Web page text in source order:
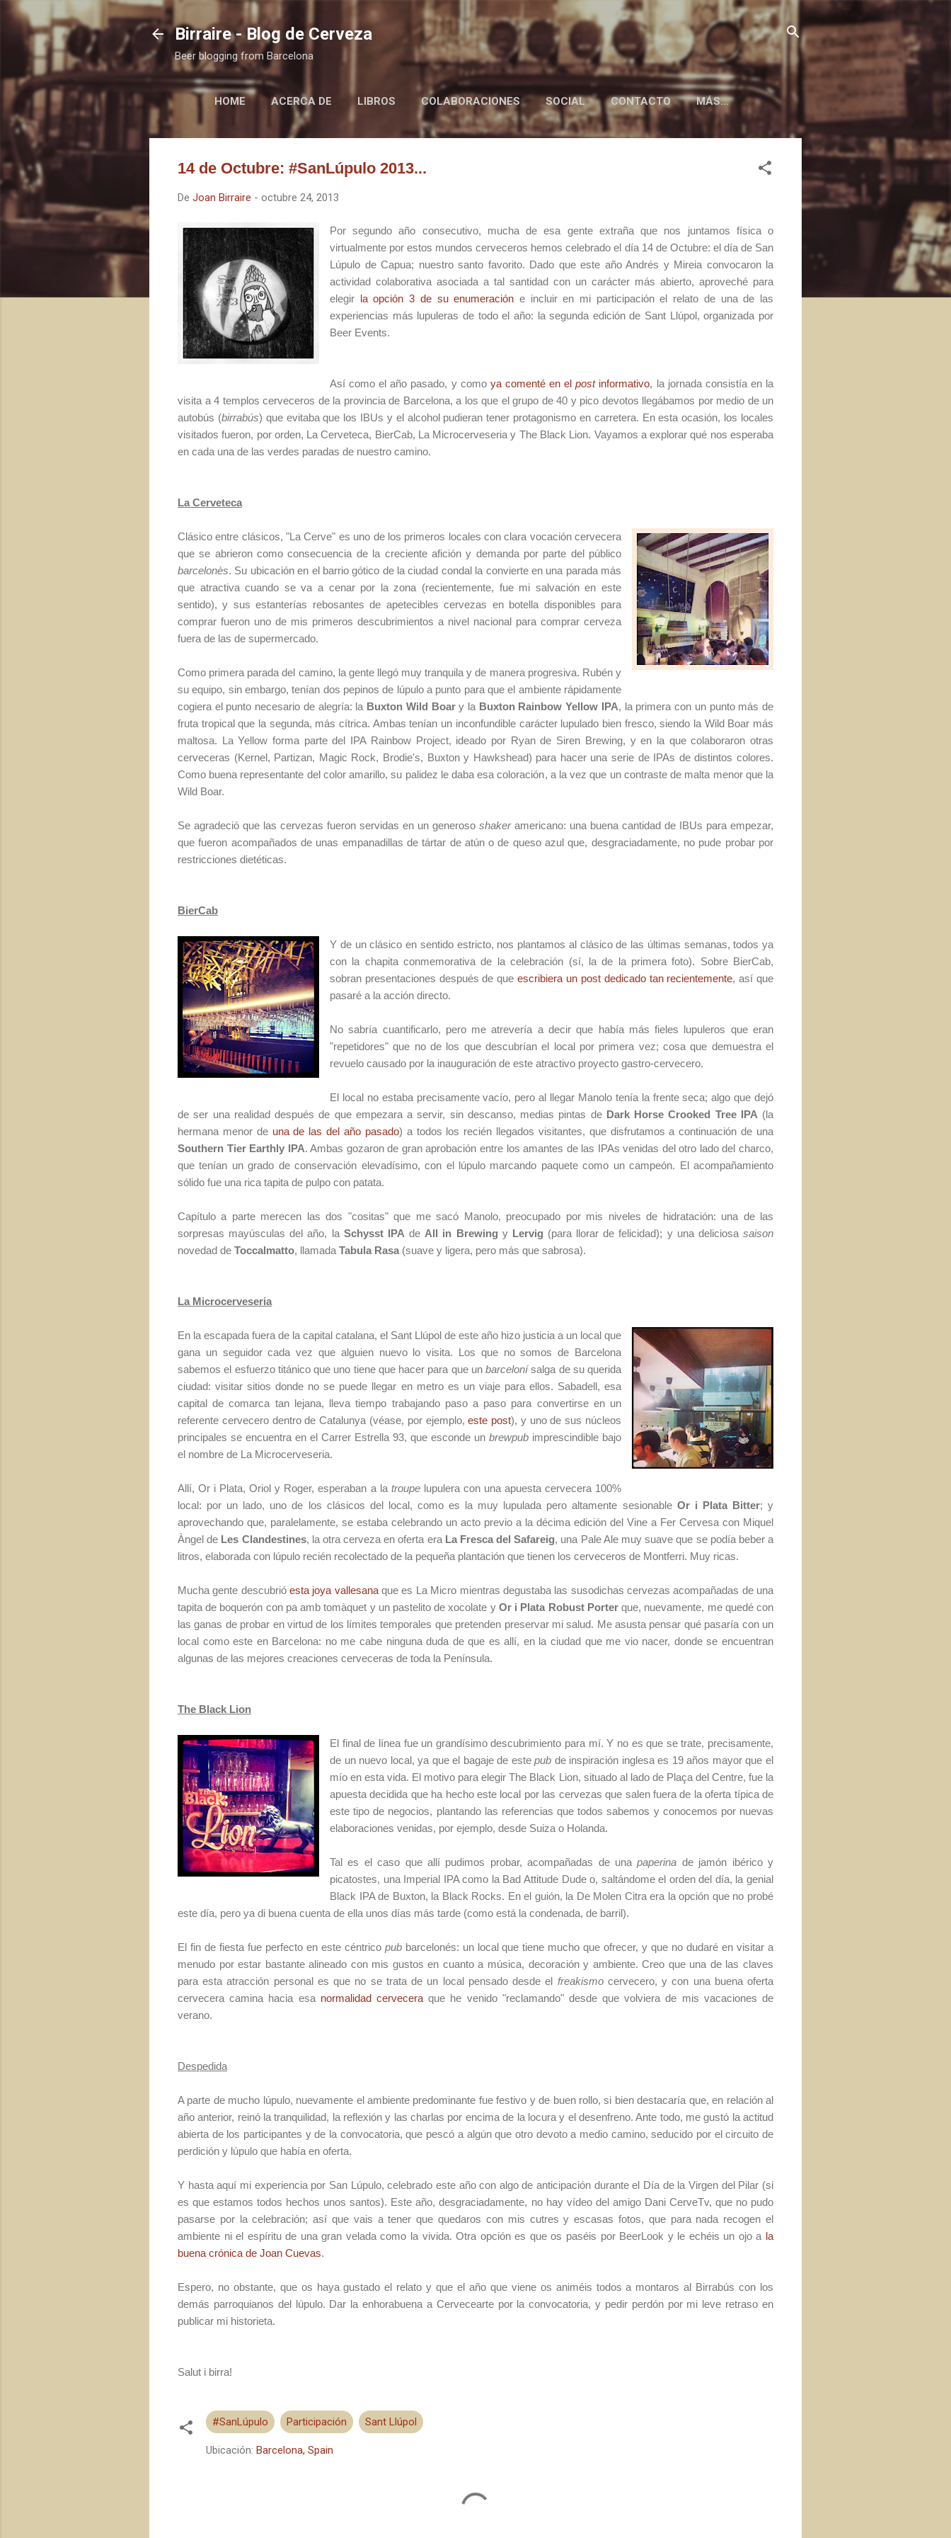
Ir al contenido principal
Birraire - Blog de Cerveza
Beer blogging from Barcelona
HOME ACERCA DE LIBROS COLABORACIONES SOCIAL CONTACTO MÁS…
BIRRAIRE IN ENGLISH
14 de Octubre: #SanLúpulo 2013...
De Joan Birraire - octubre 24, 2013
Por segundo año consecutivo, mucha de esa gente extraña que nos juntamos física o
virtualmente por estos mundos cerveceros hemos celebrado el día 14 de Octubre: el día de San
Lúpulo de Capua; nuestro santo favorito. Dado que este año Andrés y Mireia convocaron la
actividad colaborativa asociada a tal santidad con un carácter más abierto, aproveché para
elegir la opción 3 de su enumeración e incluir en mi participación el relato de una de las
experiencias más lupuleras de todo el año: la segunda edición de Sant Llúpol, organizada por
Beer Events.
Así como el año pasado, y como ya comenté en elpostinformativo, la jornada consistía en la
visita a 4 templos cerveceros de la provincia de Barcelona, a los que el grupo de 40 y pico devotos llegábamos por medio de un
autobús (birrabús) que evitaba que los IBUs y el alcohol pudieran tener protagonismo en carretera. En esta ocasión, los locales
visitados fueron, por orden, La Cerveteca, BierCab, La Microcerveseria y The Black Lion. Vayamos a explorar qué nos esperaba
en cada una de las verdes paradas de nuestro camino.
La Cerveteca
Clásico entre clásicos, "La Cerve" es uno de los primeros locales con clara vocación cervecera
que se abrieron como consecuencia de la creciente afición y demanda por parte del público
barcelonès. Su ubicación en el barrio gótico de la ciudad condal la convierte en una parada más
que atractiva cuando se va a cenar por la zona (recientemente, fue mi salvación en este
sentido), y sus estanterías rebosantes de apetecibles cervezas en botella disponibles para
comprar fueron uno de mis primeros descubrimientos a nivel nacional para comprar cerveza
fuera de las de supermercado.
Como primera parada del camino, la gente llegó muy tranquila y de manera progresiva. Rubén y
su equipo, sin embargo, tenían dos pepinos de lúpulo a punto para que el ambiente rápidamente
cogiera el punto necesario de alegría: la Buxton Wild Boary la Buxton Rainbow Yellow IPA, la primera con un punto más de
fruta tropical que la segunda, más cítrica. Ambas tenían un inconfundible carácter lupulado bien fresco, siendo la Wild Boar más
maltosa. La Yellow forma parte del IPA Rainbow Project, ideado por Ryan de Siren Brewing, y en la que colaboraron otras
cerveceras (Kernel, Partizan, Magic Rock, Brodie's, Buxton y Hawkshead) para hacer una serie de IPAs de distintos colores.
Como buena representante del color amarillo, su palidez le daba esa coloración, a la vez que un contraste de malta menor que la
Wild Boar.
Se agradeció que las cervezas fueron servidas en un generoso shakeramericano: una buena cantidad de IBUs para empezar,
que fueron acompañados de unas empanadillas de tártar de atún o de queso azul que, desgraciadamente, no pude probar por
restricciones dietéticas.
BierCab
Y de un clásico en sentido estricto, nos plantamos al clásico de las últimas semanas, todos ya
con la chapita conmemorativa de la celebración (sí, la de la primera foto). Sobre BierCab,
sobran presentaciones después de queescribiera un post dedicado tan recientemente, así que
pasaré a la acción directo.
No sabría cuantificarlo, pero me atrevería a decir que había más fieles lupuleros que eran
"repetidores" que no de los que descubrían el local por primera vez; cosa que demuestra el
revuelo causado por la inauguración de este atractivo proyecto gastro-cervecero.
El local no estaba precisamente vacío, pero al llegar Manolo tenía la frente seca; algo que dejó
de ser una realidad después de que empezara a servir, sin descanso, medias pintas de Dark Horse Crooked Tree IPA (la
hermana menor de una de las del año pasado) a todos los recién llegados visitantes, que disfrutamos a continuación de una
Southern Tier Earthly IPA. Ambas gozaron de gran aprobación entre los amantes de las IPAs venidas del otro lado del charco,
que tenían un grado de conservación elevadísimo, con el lúpulo marcando paquete como un campeón. El acompañamiento
sólido fue una rica tapita de pulpo con patata.
Capítulo a parte merecen las dos "cositas" que me sacó Manolo, preocupado por mis niveles de hidratación: una de las
sorpresas mayúsculas del año, la Schysst IPA de All in Brewing y Lervig (para llorar de felicidad); y una deliciosasaison
novedad de Toccalmatto, llamada Tabula Rasa (suave y ligera, pero más que sabrosa).
La Microcerveseria
En la escapada fuera de la capital catalana, el Sant Llúpol de este año hizo justicia a un local que
gana un seguidor cada vez que alguien nuevo lo visita. Los que no somos de Barcelona
sabemos el esfuerzo titánico que uno tiene que hacer para que un barcelonísalga de su querida
ciudad: visitar sitios donde no se puede llegar en metro es un viaje para ellos. Sabadell, esa
capital de comarca tan lejana, lleva tiempo trabajando paso a paso para convertirse en un
referente cervecero dentro de Catalunya (véase, por ejemplo,este post), y uno de sus núcleos
principales se encuentra en el Carrer Estrella 93, que esconde un brewpub imprescindible bajo
el nombre de La Microcerveseria.
Allí, Or i Plata, Oriol y Roger, esperaban a la troupelupulera con una apuesta cervecera 100%
local: por un lado, uno de los clásicos del local, como es la muy lupulada pero altamente sesionable Or i Plata Bitter; y
aprovechando que, paralelamente, se estaba celebrando un acto previo a la décima edición del Vine a Fer Cervesa con Miquel
Àngel de Les Clandestines, la otra cerveza en oferta era La Fresca del Safareig, una Pale Ale muy suave que se podía beber a
litros, elaborada con lúpulo recién recolectado de la pequeña plantación que tienen los cerveceros de Montferri. Muy ricas.
Mucha gente descubrióesta joya vallesanaque es La Micro mientras degustaba las susodichas cervezas acompañadas de una
tapita de boquerón con pa amb tomàquet y un pastelito de xocolate y Or i Plata Robust Porterque, nuevamente, me quedé con
las ganas de probar en virtud de los límites temporales que pretenden preservar mi salud. Me asusta pensar qué pasaría con un
local como este en Barcelona: no me cabe ninguna duda de que es allí, en la ciudad que me vio nacer, donde se encuentran
algunas de las mejores creaciones cerveceras de toda la Península.
The Black Lion
El final de línea fue un grandísimo descubrimiento para mí. Y no es que se trate, precisamente,
de un nuevo local, ya que el bagaje de estepub de inspiración inglesa es 19 años mayor que el
mío en esta vida. El motivo para elegir The Black Lion, situado al lado de Plaça del Centre, fue la
apuesta decidida que ha hecho este local por las cervezas que salen fuera de la oferta típica de
este tipo de negocios, plantando las referencias que todos sabemos y conocemos por nuevas
elaboraciones venidas, por ejemplo, desde Suiza o Holanda.
Tal es el caso que allí pudimos probar, acompañadas de unapaperina de jamón ibérico y
picatostes, una Imperial IPA como la Bad Attitude Dude o, saltándome el orden del día, la genial
Black IPA de Buxton, la Black Rocks. En el guión, la De Molen Citra era la opción que no probé
este día, pero ya di buena cuenta de ella unos días más tarde (como está la condenada, de barril).
El fin de fiesta fue perfecto en este céntrico pubbarcelonés: un local que tiene mucho que ofrecer, y que no dudaré en visitar a
menudo por estar bastante alineado con mis gustos en cuanto a música, decoración y ambiente. Creo que una de las claves
para esta atracción personal es que no se trata de un local pensado desde el freakismocervecero, y con una buena oferta
cervecera camina hacia esa normalidad cerveceraque he venido "reclamando" desde que volviera de mis vacaciones de
verano.
Despedida
A parte de mucho lúpulo, nuevamente el ambiente predominante fue festivo y de buen rollo, si bien destacaría que, en relación al
año anterior, reinó la tranquilidad, la reflexión y las charlas por encima de la locura y el desenfreno. Ante todo, me gustó la actitud
abierta de los participantes y de la convocatoria, que pescó a algún que otro devoto a medio camino, seducido por el circuito de
perdición y lúpulo que había en oferta.
Y hasta aquí mi experiencia por San Lúpulo, celebrado este año con algo de anticipación durante el Día de la Virgen del Pilar (si
es que estamos todos hechos unos santos). Este año, desgraciadamente, no hay vídeo del amigo Dani CerveTv, que no pudo
pasarse por la celebración; así que vais a tener que quedaros con mis cutres y escasas fotos, que para nada recogen el
ambiente ni el espíritu de una gran velada como la vivida. Otra opción es que os paséis por BeerLook y le echéis un ojo a la
buena crónica de Joan Cuevas.
Espero, no obstante, que os haya gustado el relato y que el año que viene os animéis todos a montaros al Birrabús con los
demás parroquianos del lúpulo. Dar la enhorabuena a Cervecearte por la convocatoria, y pedir perdón por mi leve retraso en
publicar mi historieta.
Salut i birra!
#SanLúpulo Participación Sant Llúpol
Ubicación: Barcelona, Spain